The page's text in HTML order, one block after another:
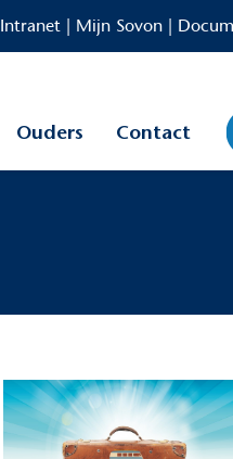
Intranet | Mijn Sovon |
Ouders Contact